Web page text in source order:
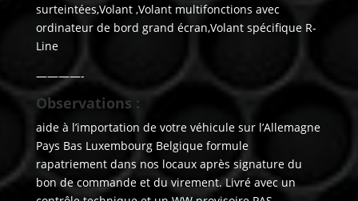
surteintées,Volant ,Volant multifonctions avec
ordinateur de bord grand écran,Volant spécifique R-
Line
————-
Observations :
aide à l’importation de votre véhicule sur l’Allemagne
Pays Bas Luxembourg Belgique formule
rapatriement dans nos locaux après signature du
bon de commande et du virement. Livré avec un